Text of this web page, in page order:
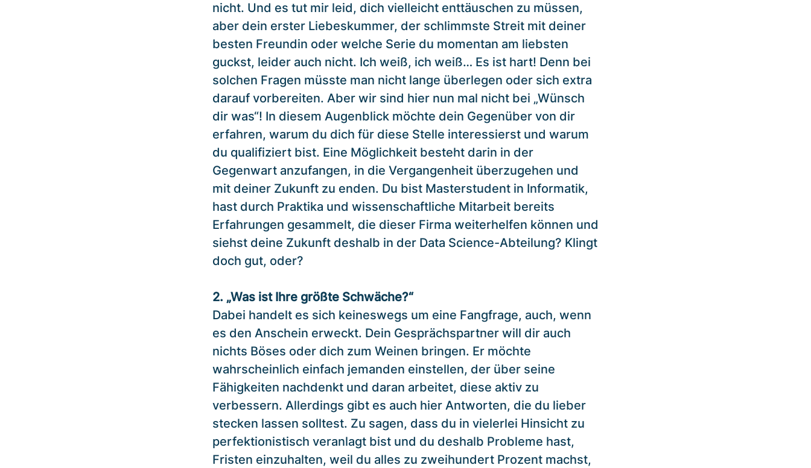
nicht. Und es tut mir leid, dich vielleicht enttäuschen zu müssen,
aber dein erster Liebeskummer, der schlimmste Streit mit deiner
besten Freundin oder welche Serie du momentan am liebsten
guckst, leider auch nicht. Ich weiß, ich weiß… Es ist hart! Denn bei
solchen Fragen müsste man nicht lange überlegen oder sich extra
darauf vorbereiten. Aber wir sind hier nun mal nicht bei „Wünsch
dir was“! In diesem Augenblick möchte dein Gegenüber von dir
erfahren, warum du dich für diese Stelle interessierst und warum
du qualifiziert bist. Eine Möglichkeit besteht darin in der
Gegenwart anzufangen, in die Vergangenheit überzugehen und
mit deiner Zukunft zu enden. Du bist Masterstudent in Informatik,
hast durch Praktika und wissenschaftliche Mitarbeit bereits
Erfahrungen gesammelt, die dieser Firma weiterhelfen können und
siehst deine Zukunft deshalb in der Data Science-Abteilung? Klingt
doch gut, oder?
2. „Was ist Ihre größte Schwäche?“
Dabei handelt es sich keineswegs um eine Fangfrage, auch, wenn
es den Anschein erweckt. Dein Gesprächspartner will dir auch
nichts Böses oder dich zum Weinen bringen. Er möchte
wahrscheinlich einfach jemanden einstellen, der über seine
Fähigkeiten nachdenkt und daran arbeitet, diese aktiv zu
verbessern. Allerdings gibt es auch hier Antworten, die du lieber
stecken lassen solltest. Zu sagen, dass du in vielerlei Hinsicht zu
perfektionistisch veranlagt bist und du deshalb Probleme hast,
Fristen einzuhalten, weil du alles zu zweihundert Prozent machst,